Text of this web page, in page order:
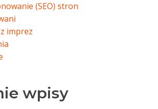
(SEO) stron
imprez
wpisy